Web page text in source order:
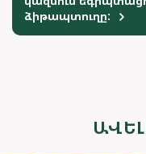
ձիթապտուղը: